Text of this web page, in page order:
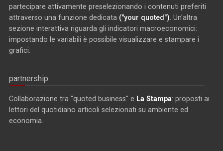
partecipare attivamente preselezionando i contenuti preferiti
attraverso una funzione dedicata ("your quoted") . Un'altra
sezione interattiva riguarda gli indicatori macroeconomici:
impostando le variabili è possibile visualizzare e stampare i
grafici.
partnership
Collaborazione tra "quoted business" e La Stampa: proposti ai
lettori del quotidiano articoli selezionati su ambiente ed
economia.